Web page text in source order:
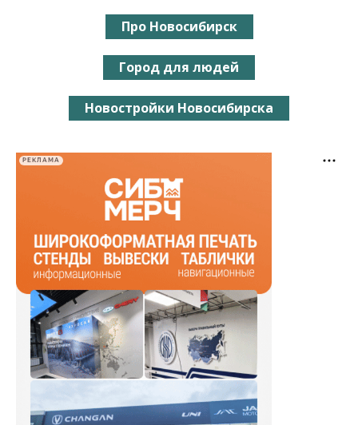
Про Новосибирск
Город для людей
Новостройки Новосибирска
РЕКЛАМА